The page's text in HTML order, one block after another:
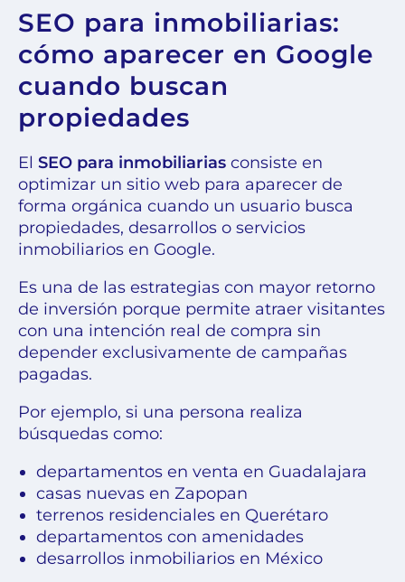
SEO para inmobiliarias:
cómo aparecer en Google
cuando buscan
propiedades
El SEO para inmobiliarias consiste en
optimizar un sitio web para aparecer de
forma orgánica cuando un usuario busca
propiedades, desarrollos o servicios
inmobiliarios en Google.
Es una de las estrategias con mayor retorno
de inversión porque permite atraer visitantes
con una intención real de compra sin
depender exclusivamente de campañas
pagadas.
Por ejemplo, si una persona realiza
búsquedas como:
departamentos en venta en Guadalajara
casas nuevas en Zapopan
terrenos residenciales en Querétaro
departamentos con amenidades
desarrollos inmobiliarios en México